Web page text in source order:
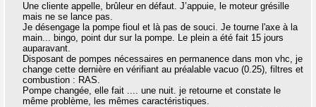
Une cliente appelle, brûleur en défaut. J’appuie, le moteur grésille
mais ne se lance pas.
Je désengage la pompe fioul et là pas de souci. Je tourne l'axe à la
main... bingo, point dur sur la pompe. Le plein a été fait 15 jours
auparavant.
Disposant de pompes nécessaires en permanence dans mon vhc, je
change cette dernière en vérifiant au préalable vacuo (0.25), filtres et
combustion : RAS.
Pompe changée, elle fait .... une nuit. je retourne et constate le
même problème, les mêmes caractéristiques.